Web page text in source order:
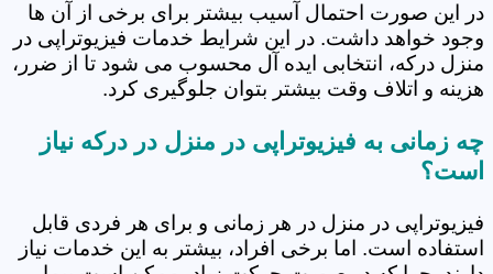
در این صورت احتمال آسیب بیشتر برای برخی از آن ها
وجود خواهد داشت. در این شرایط خدمات فیزیوتراپی در
منزل درکه، انتخابی ایده آل محسوب می شود تا از ضرر،
هزینه و اتلاف وقت بیشتر بتوان جلوگیری کرد.
چه زمانی به فیزیوتراپی در منزل در درکه نیاز
است؟
فیزیوتراپی در منزل در هر زمانی و برای هر فردی قابل
استفاده است. اما برخی افراد، بیشتر به این خدمات نیاز